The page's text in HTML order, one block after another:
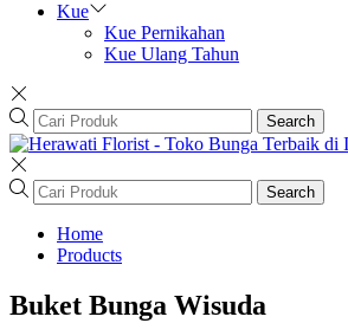
Kue
Kue Pernikahan
Kue Ulang Tahun
Search
Search
Home
Products
Buket Bunga Wisuda